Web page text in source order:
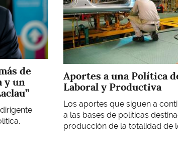
de
y un
­Aportes a una Política
Laboral y Productiva
Los aportes que siguen a
a las bases de políticas
producción de la totalidad de